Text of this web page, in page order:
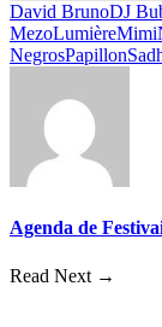
David BrunoDJ
MezoLumièreMimi
NegrosPapillon
Agenda de
Read Next →